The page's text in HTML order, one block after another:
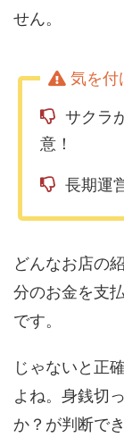
せん。
サクラ
意！
長期運
どんなお店の
分のお金を支
です。
じゃないと正
よね。身銭切
か？が判断で